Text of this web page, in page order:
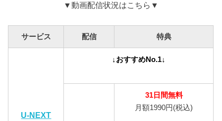
▼動画配信状況はこちら▼
サービス 配信 特典
U-NEXT
↓おすすめNo.1↓
31日間無料
月額1990円(税込)